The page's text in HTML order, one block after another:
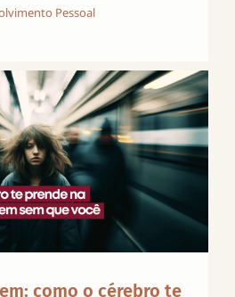
Pessoal
como o cérebro te